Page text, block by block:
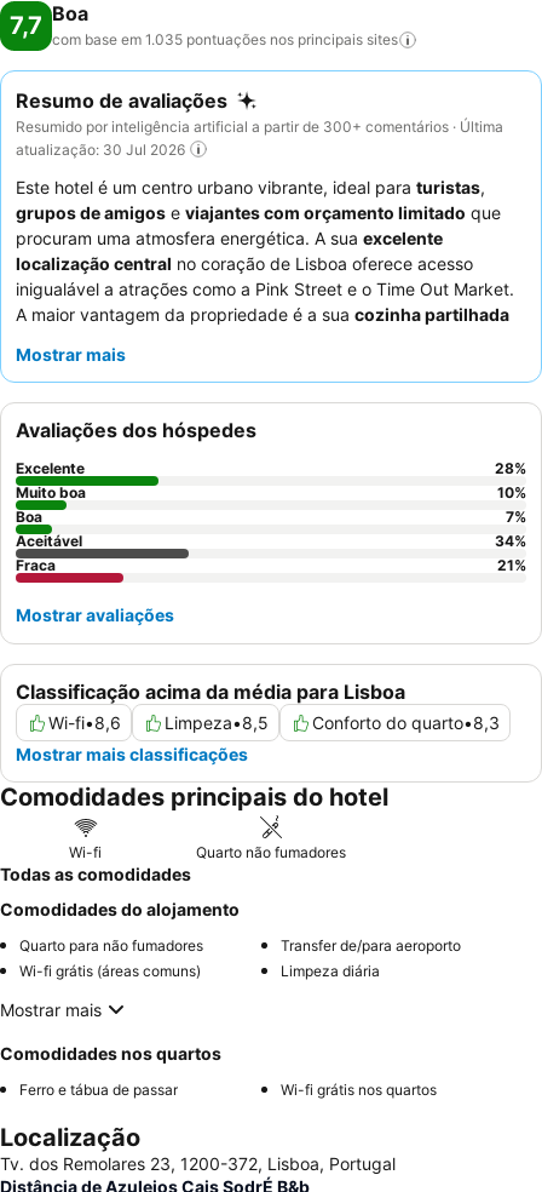
7,7 Boa
com base em 1.035 pontuações nos principais sites
Resumo de avaliações
Resumido por inteligência artificial a partir de 300+ comentários · Última
atualização: 30 Jul 2026
Este hotel é um centro urbano vibrante, ideal para turistas,
grupos de amigos e viajantes com orçamento limitado que
procuram uma atmosfera energética. A sua excelente
localização central no coração de Lisboa oferece acesso
inigualável a atrações como a Pink Street e o Time Out Market.
A maior vantagem da propriedade é a sua cozinha partilhada
promover um ambiente comunitário. Os hóspedes elogiam
como as opções de pequeno-almoço frescas e variadas. Para
uma estadia mais tranquila, os hóspedes devem solicitar um
quarto virado para o lado oposto da rua devido à animada vida
noturna.
Mostrar mais
Classificação acima da média para Lisboa
Wi-fi•8,6 Limpeza•8,5 Conforto do quarto•8,3
Mostrar mais classificações
Avaliações dos hóspedes
Excelente 28%
Muito boa
10%
Boa
7%
Aceitável
34%
Fraca
21%
Mostrar avaliações
Comodidades principais do hotel
Wi-fi Quarto não fumadores
Todas as comodidades
Comodidades do alojamento
Quarto para não fumadores
Transfer de/para aeroporto
Wi-fi grátis (áreas comuns)
Limpeza diária
Mostrar mais
Comodidades nos quartos
Ferro e tábua de passar Wi-fi grátis nos quartos
Localização
Tv. dos Remolares 23, 1200-372, Lisboa, Portugal
Distância de Azulejos Cais SodrÉ B&b